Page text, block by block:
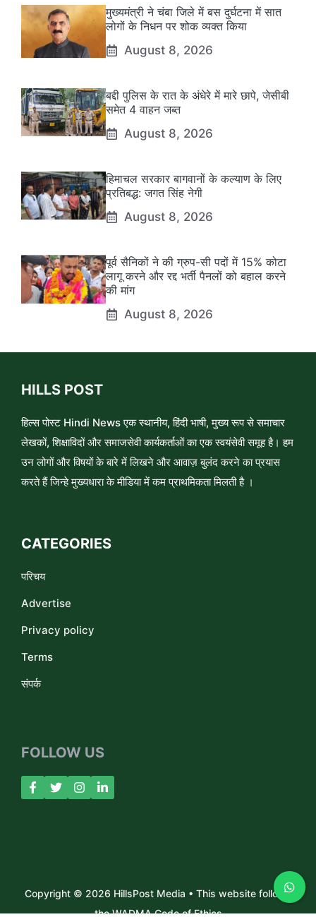
मुख्यमंत्री ने चंबा जिले में बस दुर्घटना में सात
लोगों के निधन पर शोक व्यक्त किया
August 8, 2026
बद्दी पुलिस के रात के अंधेरे में मारे छापे, जेसीबी
समेत 4 वाहन जब्त
August 8, 2026
हिमाचल सरकार बागवानों के कल्याण के लिए
प्रतिबद्ध: जगत सिंह नेगी
August 8, 2026
पूर्व सैनिकों ने की ग्रुप-सी पदों में 15% कोटा
लागू करने और रद्द भर्ती पैनलों को बहाल करने
की मांग
August 8, 2026
HILLS POST
हिल्स पोस्ट Hindi News एक स्थानीय, हिंदी भाषी, मुख्य रूप से समाचार
लेखकों, शिक्षाविदों और समाजसेवी कार्यकर्ताओं का एक स्वयंसेवी समूह है। हम
उन लोगों और विषयों के बारे में लिखने और आवाज़ बुलंद करने का प्रयास
करते हैं जिन्हे मुख्यधारा के मीडिया में कम प्राथमिकता मिलती है ।
CATEGORIES
परिचय
Advertise
Privacy policy
Terms
संपर्क
FOLLOW US
Copyright © 2026 HillsPost Media • This website follows
the WADMA Code of Ethics